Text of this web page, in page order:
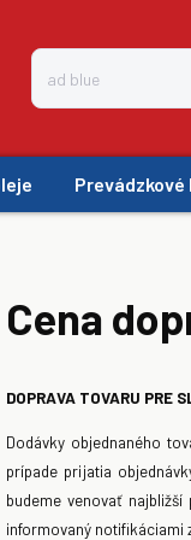
Cena
DOPRAVA TOVARU PRE
Dodávky objednaného
prípade prijatia
budeme venovať
informovaný